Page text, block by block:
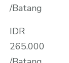
/Batang
IDR
265.000